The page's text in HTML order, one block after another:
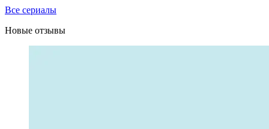
Все сериалы
Новые отзывы